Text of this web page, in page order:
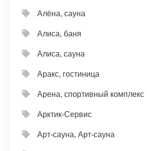
Алёна, сауна
Алиса, баня
Алиса, сауна
Аракс, гостиница
Арена, спортивный комплекс
Арктик-Сервис
Арт-сауна, Арт-сауна